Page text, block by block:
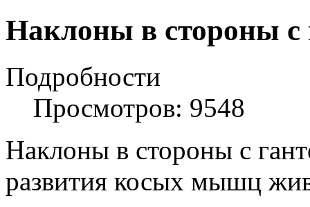
Наклоны в стороны с
Подробности
Просмотров: 9548
Наклоны в стороны с
развития косых мышц